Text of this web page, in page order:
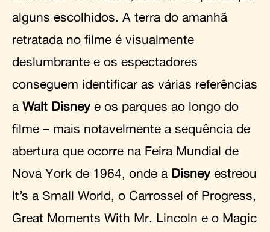
alguns escolhidos. A terra do amanhã
retratada no filme é visualmente
deslumbrante e os espectadores
conseguem identificar as várias referências
a Walt Disney e os parques ao longo do
filme – mais notavelmente a sequência de
abertura que ocorre na Feira Mundial de
Nova York de 1964, onde a Disney estreou
It’s a Small World, o Carrossel of Progress,
Great Moments With Mr. Lincoln e o Magic